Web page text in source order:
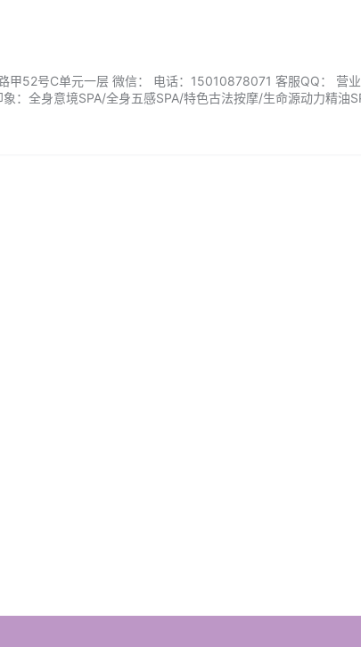
甲52号C单元一层 微信： 电话：15010878071 客服QQ： 营
：全身意境SPA/全身五感SPA/特色古法按摩/生命源动力精油